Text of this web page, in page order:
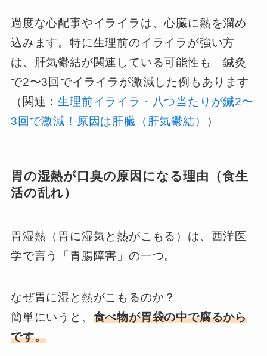
過度な心配事やイライラは、心臓に熱を溜め
込みます。特に生理前のイライラが強い方
は、肝気鬱結が関連している可能性も。鍼灸
で2〜3回でイライラが激減した例もあります
（関連：生理前イライラ・八つ当たりが鍼2〜
3回で激減！原因は肝臓（肝気鬱結）
）
胃の湿熱が口臭の原因になる理由（食生
活の乱れ）
胃湿熱（胃に湿気と熱がこもる）は、西洋医
学で言う「胃腸障害」の一つ。
なぜ胃に湿と熱がこもるのか？
簡単にいうと、 食べ物が胃袋の中で腐るから
です。